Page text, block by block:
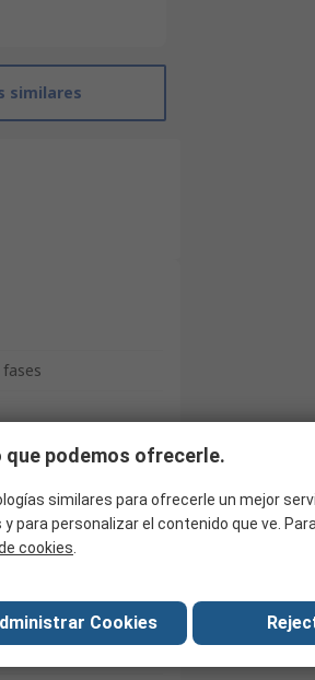
similares
podemos ofrecerle.
similares para ofrecerle un mejor
para personalizar el contenido que ve.
cookies
Cookies